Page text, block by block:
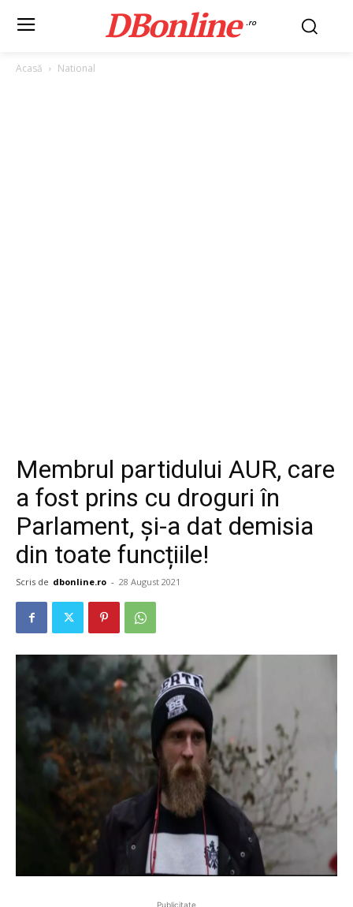
DBonline .ro
Acasă National
Membrul partidului AUR, care
a fost prins cu droguri în
Parlament, și-a dat demisia
din toate funcțiile!
Scris de dbonline.ro - 28 August 2021
Publicitate